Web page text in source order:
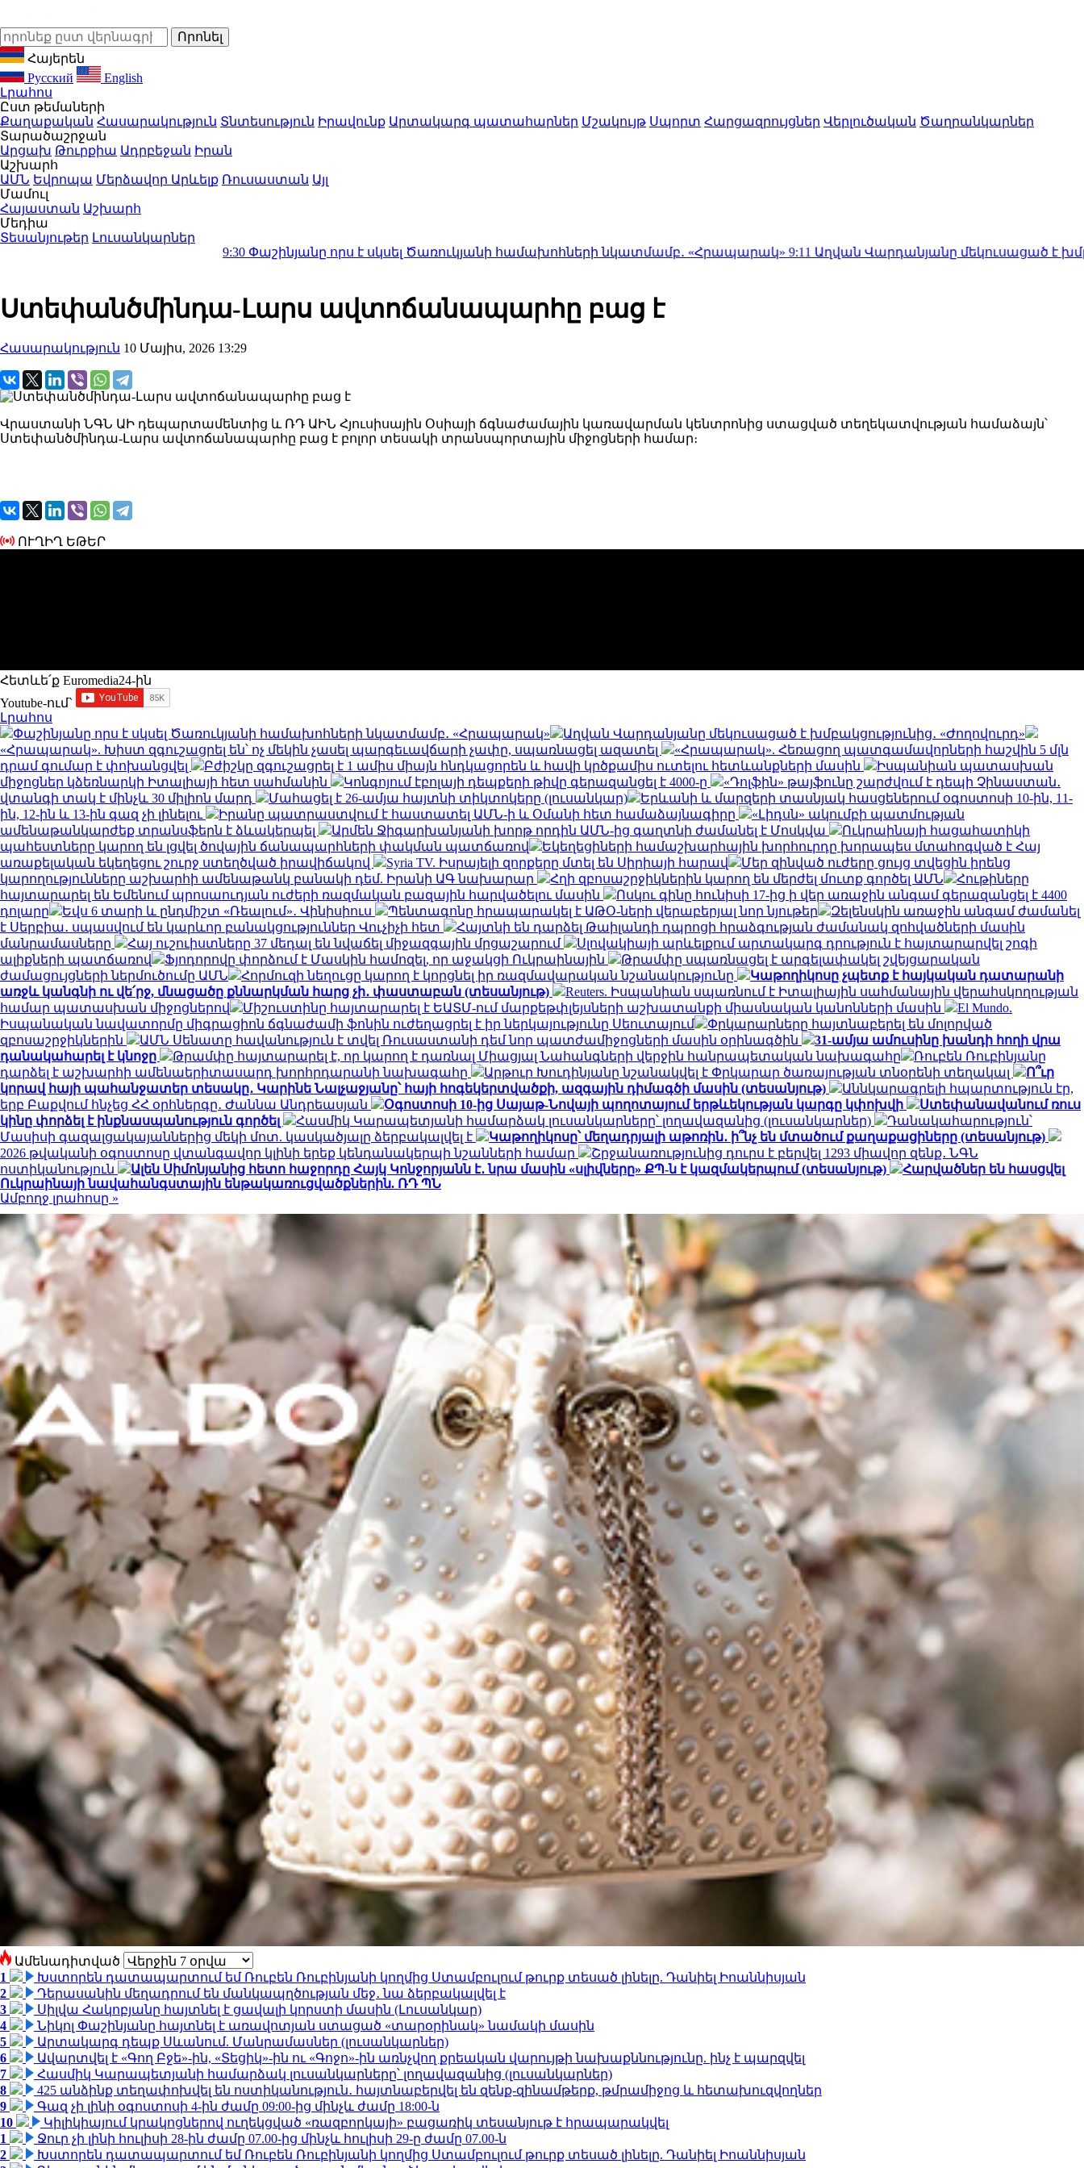
Հայերեն
Русский
English
Լրահոս
Ըստ թեմաների
Քաղաքական Հասարակություն Տնտեսություն Իրավունք Արտակարգ պատահարներ Մշակույթ Սպորտ Հարցազրույցներ Վերլուծական Ծաղրանկարներ
Տարածաշրջան
Արցախ Թուրքիա Ադրբեջան Իրան
Աշխարհ
ԱՄՆ Եվրոպա Մերձավոր Արևելք Ռուսաստան Այլ
Մամուլ
Հայաստան Աշխարհ
Մեդիա
Տեսանյութեր Լուսանկարներ
Փաշինյանը որս է սկսել Ծառուկյանի համախոհների նկատմամբ․ «Հրապարակ»9:11Աղվան Վարդանյանը մեկուսացած է
Ստեփանծմինդա-Լարս ավտոճանապարհը բաց է
Հասարակություն 10 Մայիս, 2026 13:29
Վրաստանի ՆԳՆ ԱԻ դեպարտամենտից և ՌԴ ԱԻՆ Հյուսիսային Օսիայի ճգնաժամային կառավարման կենտրոնից ստացված տեղեկատվության համաձայն՝
Ստեփանծմինդա-Լարս ավտոճանապարհը բաց է բոլոր տեսակի տրանսպորտային միջոցների համար։
ՈՒՂԻՂ ԵԹԵՐ
Հետևե՛ք Euromedia24-ին
Youtube-ում`
Լրահոս
Փաշինյանը որս է սկսել Ծառուկյանի համախոհների նկատմամբ․ «Հրապարակ»
Աղվան Վարդանյանը մեկուսացած է խմբակցությունից․ «Ժողովուրդ»
«Հրապարակ». Խիստ զգուշացրել են՝ ոչ մեկին չասել պարգեւավճարի չափը, սպառնացել ազատել
«Հրապարակ». Հեռացող պատգամավորների հաշվին 5 մլն
դրամ գումար է փոխանցվել
Բժիշկը զգուշացրել է 1 ամիս միայն հնդկացորեն և հավի կրծքամիս ուտելու հետևանքների մասին
Իսպանիան պատասխան
միջոցներ կձեռնարկի Իտալիայի հետ սահմանին
Կոնգոյում էբոլայի դեպքերի թիվը գերազանցել է 4000-ը
«Դոլֆին» թայֆունը շարժվում է դեպի Չինաստան․
վտանգի տակ է մինչև 30 միլիոն մարդ
Մահացել է 26-ամյա հայտնի տիկտոկերը (լուսանկար)
Երևանի և մարզերի տասնյակ հասցեներում օգոստոսի 10-ին, 11-
ին, 12-ին և 13-ին գազ չի լինելու
Իրանը պատրաստվում է հաստատել ԱՄՆ-ի և Օմանի հետ համաձայնագիրը
«Լիդսն» ակումբի պատմության
ամենաթանկարժեք տրանսֆերն է ձևակերպել
Արմեն Ջիգարխանյանի խորթ որդին ԱՄՆ-ից գաղտնի ժամանել է Մոսկվա
Ուկրաինայի հացահատիկի
պահեստները կարող են լցվել ծովային ճանապարհների փակման պատճառով
Եկեղեցիների համաշխարհային խորհուրդը խորապես մտահոգված է Հայ
առաքելական եկեղեցու շուրջ ստեղծված իրավիճակով
Syria TV. Իսրայելի զորքերը մտել են Սիրիայի հարավ
Մեր զինված ուժերը ցույց տվեցին իրենց
կարողությունները աշխարհի ամենաթանկ բանակի դեմ. Իրանի ԱԳ նախարար
Հղի զբոսաշրջիկներին կարող են մերժել մուտք գործել ԱՄՆ
Հութիները
հայտարարել են Եմենում պրոսաուդյան ուժերի ռազմական բազային հարվածելու մասին
Ոսկու գինը հունիսի 17-ից ի վեր առաջին անգամ գերազանցել է 4400
դոլարը
Եվս 6 տարի և ընդմիշտ «Ռեալում»․ Վինիսիուս Պենտագոնը հրապարակել է ԱԹՕ-ների վերաբերյալ նոր նյութեր
Զելենսկին առաջին անգամ ժամանել
է Սերբիա․ սպասվում են կարևոր բանակցություններ Վուչիչի հետ
Հայտնի են դարձել Թաիլանդի դպրոցի հրաձգության ժամանակ զոհվածների մասին
մանրամասները
Հայ ուշուիստները 37 մեդալ են նվաճել միջազգային մրցաշարում
Սլովակիայի արևելքում արտակարգ դրություն է հայտարարվել շոգի
ալիքների պատճառով
Ֆյոդորովը փորձում է Մասկին համոզել, որ աջակցի Ուկրաինային
Թրամփը սպառնացել է արգելափակել շվեյցարական
ժամացույցների ներմուծումը ԱՄՆ
Հորմուզի նեղուցը կարող է կորցնել իր ռազմավարական նշանակությունը
Կաթողիկոսը չպետք է հայկական դատարանի
առջև կանգնի ու վե՛րջ, մնացածը քննարկման հարց չի․ փաստաբան (տեսանյութ)
Reuters. Իսպանիան սպառնում է Իտալիային սահմանային վերահսկողության
համար պատասխան միջոցներով
Միշուստինը հայտարարել է ԵԱՏՄ-ում մարքեթփլեյսների աշխատանքի միասնական կանոնների մասին
El Mundo.
Իսպանական նավատորմը միգրացիոն ճգնաժամի ֆոնին ուժեղացրել է իր ներկայությունը Սեուտայում
Փրկարարները հայտնաբերել են մոլորված
զբոսաշրջիկներին
ԱՄՆ Սենատը հավանություն է տվել Ռուսաստանի դեմ նոր պատժամիջոցների մասին օրինագծին
31-ամյա ամուսինը խանդի հողի վրա
դանակահարել է կնոջը
Թրամփը հայտարարել է, որ կարող է դառնալ Միացյալ Նահանգների վերջին հանրապետական ​​նախագահը
Ռուբեն Ռուբինյանը
դարձել է աշխարհի ամենաերիտասարդ խորհրդարանի նախագահը
Արթուր Խուդինյանը նշանակվել է Փրկարար ծառայության տնօրենի տեղակալ
Ո՞ւր
կորավ հայի պահանջատեր տեսակը․ Կարինե Նալչաջյանը՝ հայի հոգեկերտվածքի, ազգային դիմագծի մասին (տեսանյութ)
Աննկարագրելի հպարտություն էր,
երբ Բաքվում հնչեց ՀՀ օրհներգը․ Ժաննա Անդրեասյան
Օգոստոսի 10-ից Սայաթ-Նովայի պողոտայում երթևեկության կարգը կփոխվի
Ստեփանավանում ռուս
կինը փորձել է ինքնասպանություն գործել
Հասմիկ Կարապետյանի համարձակ լուսանկարները՝ լողավազանից (լուսանկարներ)
Դանակահարություն՝
Մասիսի գազալցակայաններից մեկի մոտ. կասկածյալը ձերբակալվել է
Կաթողիկոսը՝ մեղադրյալի աթոռին․ ի՞նչ են մտածում քաղաքացիները (տեսանյութ)
2026 թվականի օգոստոսը վտանգավոր կլինի երեք կենդանակերպի նշանների համար
Շրջանառությունից դուրս է բերվել 1293 միավոր զենք․ ՆԳՆ
ոստիկանություն
Ալեն Սիմոնյանից հետո հաջորդը Հայկ Կոնջորյանն է․ նրա մասին «սլիվները» ՔՊ-ն է կազմակերպում (տեսանյութ)
Հարվածներ են հասցվել
Ուկրաինայի նավահանգստային ենթակառուցվածքներին. ՌԴ ՊՆ
Ամբողջ լրահոսը »
Ամենադիտված
1
Խստորեն դատապարտում եմ Ռուբեն Ռուբինյանի կողմից Ստամբուլում թուրք տեսած լինելը. Դանիել Իոաննիսյան
2
Դերասանին մեղադրում են մանկապղծության մեջ․ նա ձերբակալվել է
3
Սիլվա Հակոբյանը հայտնել է ցավալի կորստի մասին (Լուսանկար)
4
Նիկոլ Փաշինյանը հայտնել է առավոտյան ստացած «տարօրինակ» նամակի մասին
5
Արտակարգ դեպք Սևանում. Մանրամասներ (լուսանկարներ)
6
Ավարտվել է «Գող Բջե»-ին, «Տեցիկ»-ին ու «Գոջո»-ին առնչվող քրեական վարույթի նախաքննությունը. ինչ է պարզվել
7
Հասմիկ Կարապետյանի համարձակ լուսանկարները՝ լողավազանից (լուսանկարներ)
8
425 անձինք տեղափոխվել են ոստիկանություն․ հայտնաբերվել են զենք-զինամթերք, թմրամիջոց և հետախուզվողներ
9
Գազ չի լինի օգոստոսի 4-ին ժամը 09:00-ից մինչև ժամը 18:00-ն
10
Կիլիկիայում կրակոցներով ուղեկցված «ռազբորկայի» բացառիկ տեսանյութ է հրապարակվել
1
Ջուր չի լինի հուլիսի 28-ին ժամը 07.00-ից մինչև հուլիսի 29-ը ժամը 07.00-ն
2
Խստորեն դատապարտում եմ Ռուբեն Ռուբինյանի կողմից Ստամբուլում թուրք տեսած լինելը. Դանիել Իոաննիսյան